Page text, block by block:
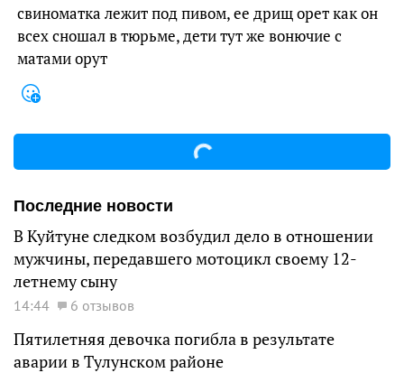
свиноматка лежит под пивом, ее дрищ орет как он
всех сношал в тюрьме, дети тут же вонючие с
матами орут
Последние новости
В Куйтуне следком возбудил дело в отношении
мужчины, передавшего мотоцикл своему 12-
летнему сыну
14:44 6 отзывов
Пятилетняя девочка погибла в результате
аварии в Тулунском районе